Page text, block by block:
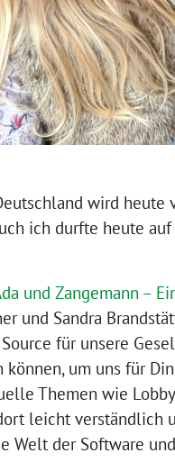
wird heute
ich durfte heute
und Zangemann –
und Sandra
für unsere
können, um uns für
Themen wie
leicht verständlich
Welt der Software